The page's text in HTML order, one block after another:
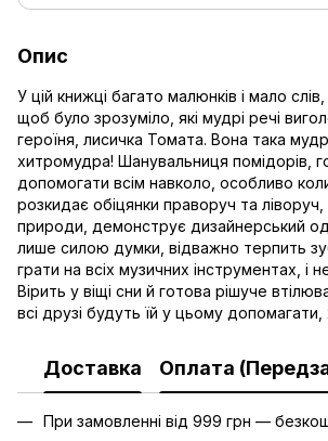
Опис
У цій книжці багато малюнків і мало
щоб було зрозуміло, які мудрі речі
героїня, лисичка Томата. Вона така
хитромудра! Шанувальниця помідорів,
допомогати всім навколо, особливо
розкидає обіцянки праворуч та ліворуч,
природи, демонструє дизайнерський
лише силою думки, відважно терпить
грати на всіх музичних інструментах, і
Вірить у віщі сни й готова рішуче
всі друзі будуть їй у цьому допомагати,
Доставка Оплата
При замовленні від 999 грн —